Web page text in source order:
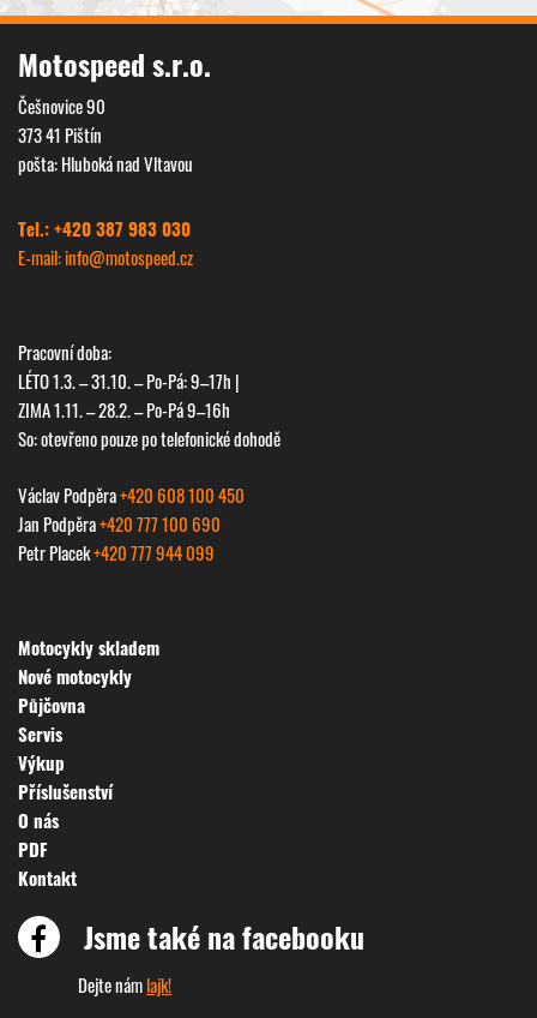
Motospeed s.r.o.
Češnovice 90
373 41 Pištín
pošta: Hluboká nad Vltavou
Tel.: +420 387 983 030
E-mail: info@motospeed.cz
Pracovní doba:
LÉTO 1.3. – 31.10. – Po-Pá: 9–17h |
ZIMA 1.11. – 28.2. – Po-Pá 9–16h
So: otevřeno pouze po telefonické dohodě
Václav Podpěra+420 608 100 450
Jan Podpěra+420 777 100 690
Petr Placek+420 777 944 099
Motocykly skladem
Nové motocykly
Půjčovna
Servis
Výkup
Příslušenství
O nás
PDF
Kontakt
Jsme také na facebooku
Dejte námlajk!